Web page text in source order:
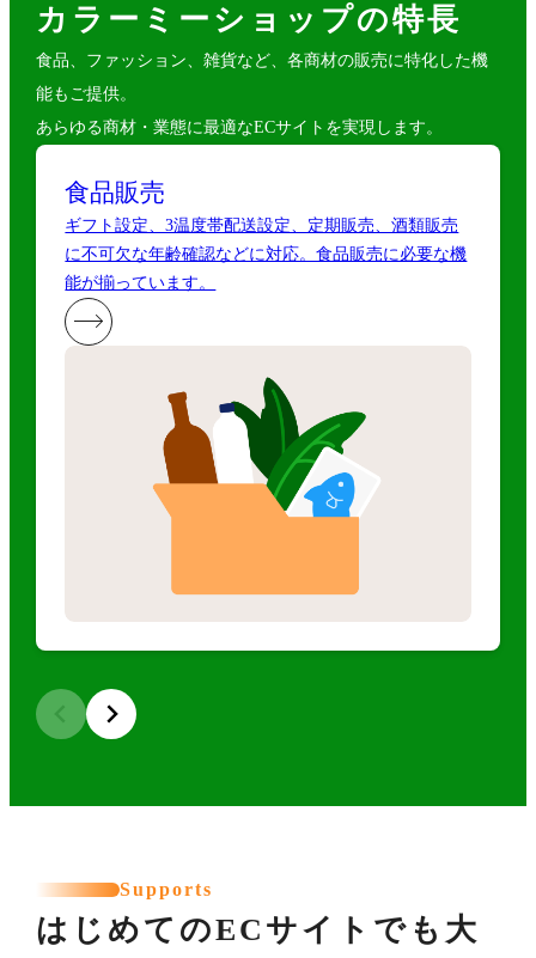
カラーミーショップの特長
食品、ファッション、雑貨など、各商材の販売に特化した機
能もご提供。
あらゆる商材・業態に最適なECサイトを実現します。
食品販売
ギフト設定、3温度帯配送設定、定期販売、酒類販売
に不可欠な年齢確認などに対応。食品販売に必要な機
能が揃っています。
Supports
はじめてのECサイトでも大